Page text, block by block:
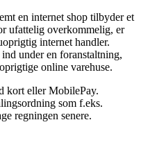
en internet shop tilbyder et
ufattelig overkommelig, er
internet handler.
under en foranstaltning,
online varehuse.
kort eller MobilePay.
som f.eks.
regningen senere.